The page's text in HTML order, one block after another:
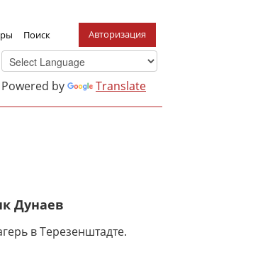
Поиск Авторизация
Powered by Translate
Дунаев
в Терезенштадте.